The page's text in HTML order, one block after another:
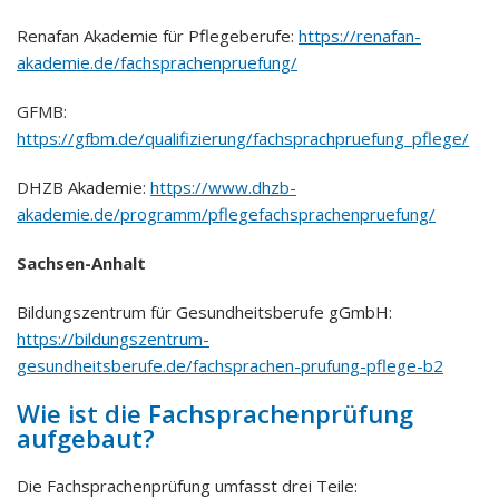
Renafan Akademie für Pflegeberufe: https://renafan-
akademie.de/fachsprachenpruefung/
GFMB:
https://gfbm.de/qualifizierung/fachsprachpruefung_pflege/
DHZB Akademie: https://www.dhzb-
akademie.de/programm/pflegefachsprachenpruefung/
Sachsen-Anhalt
Bildungszentrum für Gesundheitsberufe gGmbH:
https://bildungszentrum-
gesundheitsberufe.de/fachsprachen-prufung-pflege-b2
Wie ist die Fachsprachenprüfung
aufgebaut?
Die Fachsprachenprüfung umfasst drei Teile: